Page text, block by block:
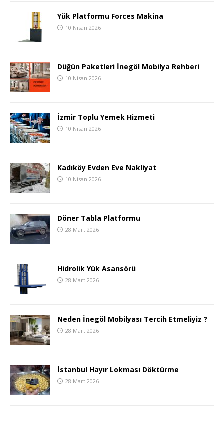
Yük Platformu Forces Makina
10 Nisan 2026
Düğün Paketleri İnegöl Mobilya Rehberi
10 Nisan 2026
İzmir Toplu Yemek Hizmeti
10 Nisan 2026
Kadıköy Evden Eve Nakliyat
10 Nisan 2026
Döner Tabla Platformu
28 Mart 2026
Hidrolik Yük Asansörü
28 Mart 2026
Neden İnegöl Mobilyası Tercih Etmeliyiz ?
28 Mart 2026
İstanbul Hayır Lokması Döktürme
28 Mart 2026